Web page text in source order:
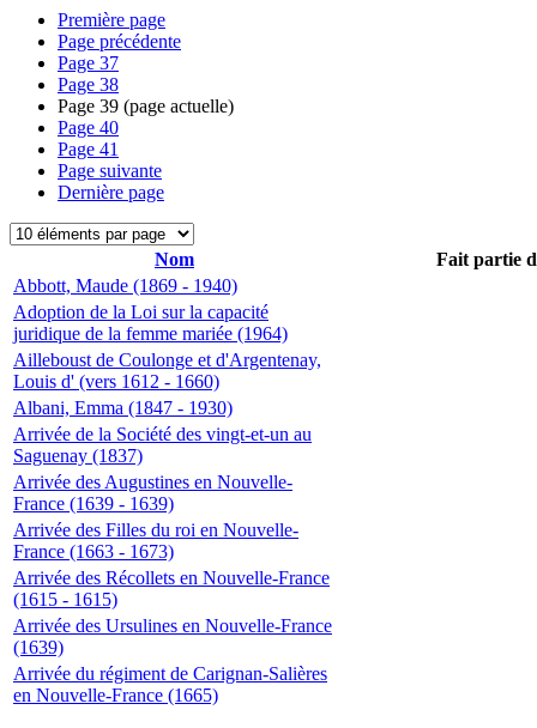
Première page
Page précédente
Page 37
Page 38
Page 39 (page actuelle)
Page 40
Page 41
Page suivante
Dernière page
Nom
Fait partie
Abbott, Maude (1869 - 1940)
Adoption de la Loi sur la capacité
juridique de la femme mariée (1964)
Ailleboust de Coulonge et d'Argentenay,
Louis d' (vers 1612 - 1660)
Albani, Emma (1847 - 1930)
Arrivée de la Société des vingt-et-un au
Saguenay (1837)
Arrivée des Augustines en Nouvelle-
France (1639 - 1639)
Arrivée des Filles du roi en Nouvelle-
France (1663 - 1673)
Arrivée des Récollets en Nouvelle-France
(1615 - 1615)
Arrivée des Ursulines en Nouvelle-France
(1639)
Arrivée du régiment de Carignan-Salières
en Nouvelle-France (1665)